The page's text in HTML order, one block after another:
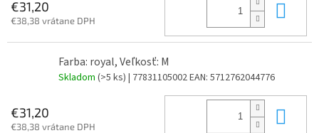
€31,20
€38,38 vrátane DPH
Farba: royal, Veľkosť: M
Skladom (>5 ks) | 77831105002EAN: 5712762044776
€31,20
€38,38 vrátane DPH